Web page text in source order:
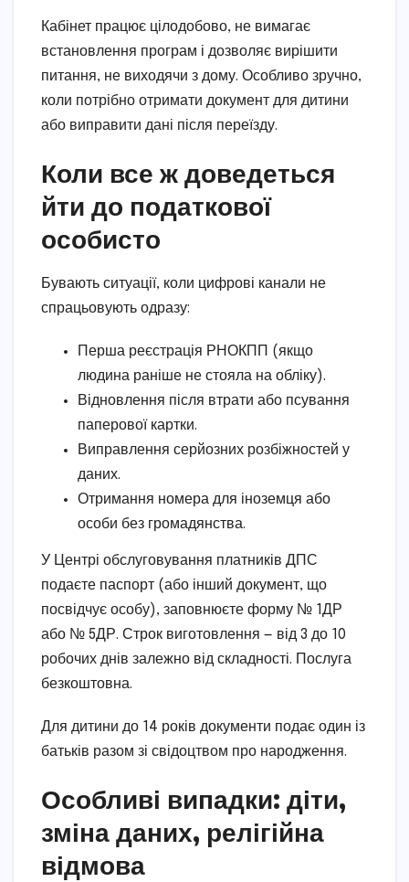
Кабінет працює цілодобово, не вимагає
встановлення програм і дозволяє вирішити
питання, не виходячи з дому. Особливо зручно,
коли потрібно отримати документ для дитини
або виправити дані після переїзду.
Коли все ж доведеться
йти до податкової
особисто
Бувають ситуації, коли цифрові канали не
спрацьовують одразу:
Перша реєстрація РНОКПП (якщо
людина раніше не стояла на обліку).
Відновлення після втрати або псування
паперової картки.
Виправлення серйозних розбіжностей у
даних.
Отримання номера для іноземця або
особи без громадянства.
У Центрі обслуговування платників ДПС
подаєте паспорт (або інший документ, що
посвідчує особу), заповнюєте форму № 1ДР
або № 5ДР. Строк виготовлення — від 3 до 10
робочих днів залежно від складності. Послуга
безкоштовна.
Для дитини до 14 років документи подає один із
батьків разом зі свідоцтвом про народження.
Особливі випадки: діти,
зміна даних, релігійна
відмова